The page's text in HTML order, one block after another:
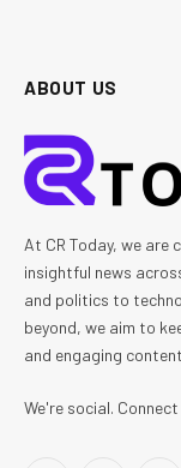
ABOUT US
At CR Today, we
insightful news
and politics to
beyond, we aim to
and engaging
We're social.